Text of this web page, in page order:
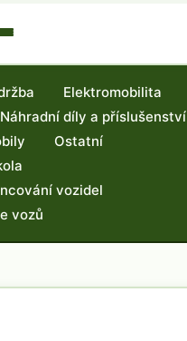
Elektromobilita
Náhradní díly a příslušenství
Ostatní
vozidel
vozů